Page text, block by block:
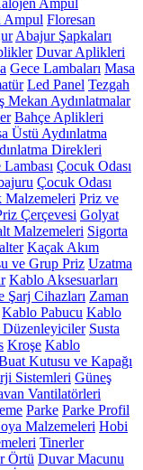
Ampul
Ampul Floresan
Abajur Şapkaları
Duvar Aplikleri
Gece Lambaları Masa
Led Panel Tezgah
Mekan Aydınlatmalar
Bahçe Aplikleri
Üstü Aydınlatma
Direkleri
Çocuk Odası
Çocuk Odası
Malzemeleri Priz ve
Çerçevesi Golyat
Malzemeleri Sigorta
Kaçak Akım
ve Grup Priz Uzatma
Kablo Aksesuarları
Şarj Cihazları Zaman
Kablo Pabucu Kablo
Susta
Kroşe Kablo
Kutusu ve Kapağı
Sistemleri Güneş
Vantilatörleri
Parke Parke Profil
Malzemeleri Hobi
Tinerler
Örtü Duvar Macunu